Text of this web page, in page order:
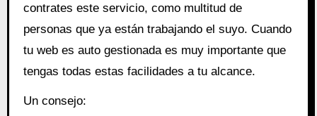
contrates este servicio, como multitud de
personas que ya están trabajando el suyo. Cuando
tu web es auto gestionada es muy importante que
tengas todas estas facilidades a tu alcance.
Un consejo: